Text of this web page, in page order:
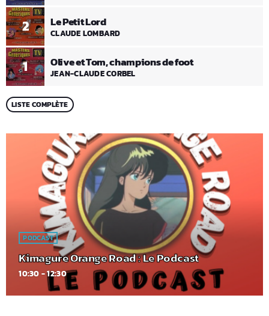
1 Olive et Tom, champions de foot
JEAN-CLAUDE CORBEL
2 Le Petit Lord
CLAUDE LOMBARD
LISTE COMPLÈTE
PODCAST
Kimagure Orange Road : Le Podcast
10:30 - 12:30